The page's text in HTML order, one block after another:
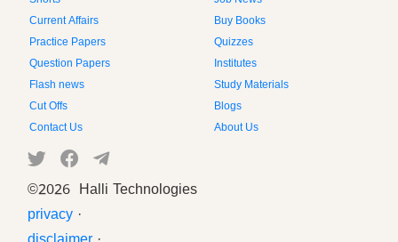
Current Affairs
Buy Books
Practice Papers
Quizzes
Question Papers
Institutes
Flash news
Study Materials
Cut Offs
Blogs
Contact Us
About Us
©2026 Halli Technologies
privacy ·